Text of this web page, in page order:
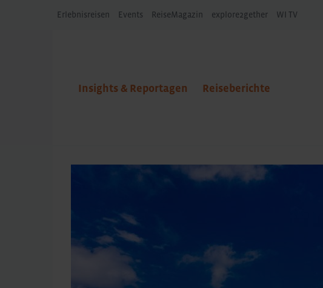
Erlebnisreisen Events ReiseMagazin explore2gether WI TV
Insights & Reportagen Reiseberichte